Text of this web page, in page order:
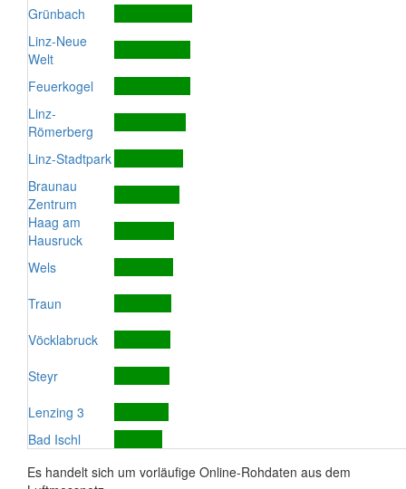
Grünbach
Linz-Neue
Welt
Feuerkogel
Linz-
Römerberg
Linz-Stadtpark
Braunau
Zentrum
Haag am
Hausruck
Wels
Traun
Vöcklabruck
Steyr
Lenzing 3
Bad Ischl
Es handelt sich um vorläufige Online-Rohdaten aus dem